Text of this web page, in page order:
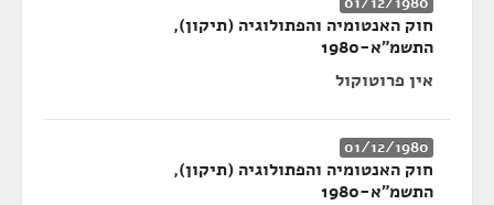
חוק האנטומיה והפתולוגיה (תיקון),
התשמ"א-1980
אין פרוטוקול
01/12/1980
חוק האנטומיה והפתולוגיה (תיקון),
התשמ"א-1980